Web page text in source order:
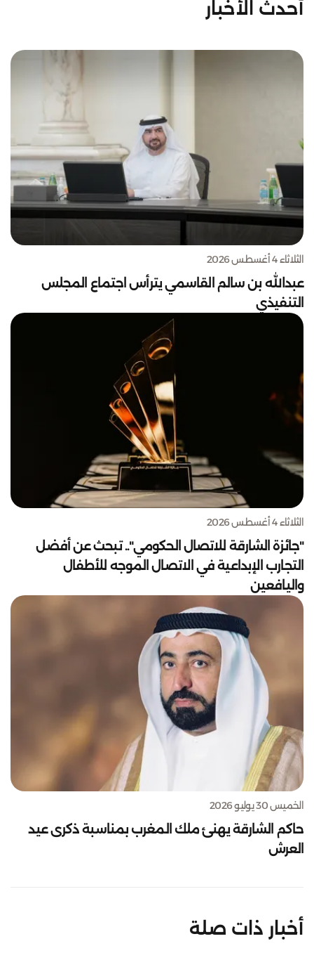
أحدث الأخبار
الثلاثاء 4 أغسطس 2026
عبدالله بن سالم القاسمي يترأس اجتماع المجلس
التنفيذي
الثلاثاء 4 أغسطس 2026
"جائزة الشارقة للاتصال الحكومي".. تبحث عن أفضل
التجارب الإبداعية في الاتصال الموجه للأطفال
واليافعين
الخميس 30 يوليو 2026
حاكم الشارقة يهنئ ملك المغرب بمناسبة ذكرى عيد
العرش
أخبار ذات صلة